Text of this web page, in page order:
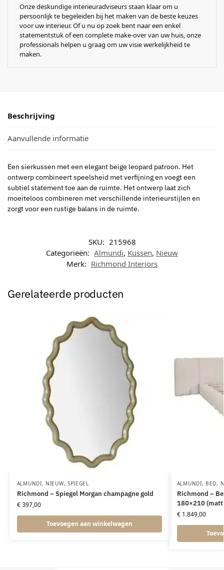
Onze deskundige interieuradviseurs staan klaar om u
persoonlijk te begeleiden bij het maken van de beste keuzes
voor uw interieur. Of u nu op zoek bent naar een enkel
statementstuk of een complete make-over van uw huis, onze
professionals helpen u graag om uw visie werkelijkheid te
maken.
Beschrijving
Aanvullende informatie
Een sierkussen met een elegant beige leopard patroon. Het
ontwerp combineert speelsheid met verfijning en voegt een
subtiel statement toe aan de ruimte. Het ontwerp laat zich
moeiteloos combineren met verschillende interieurstijlen en
zorgt voor een rustige balans in de ruimte.
SKU: 215968
Categorieën: Almundi, Kussen, Nieuw
Merk: Richmond Interiors
Gerelateerde producten
ALMUNDI, NIEUW, SPIEGEL
Richmond – Spiegel Morgan champagne gold
€397,00
Toevoegen aan winkelwagen
ALMUNDI, BED,
Richmond –
180×210
€1.849,00